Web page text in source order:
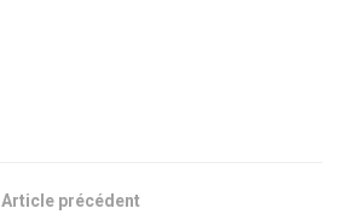
Article précédent